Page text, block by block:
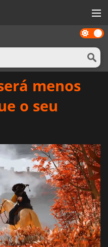
Dark
mode
menos
o seu